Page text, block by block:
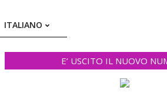
ITALIANO
E’ USCITO IL NUOVO